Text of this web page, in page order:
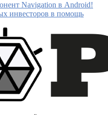
Navigation в Android!
инвесторов в помощь